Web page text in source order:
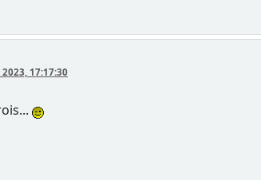
17:17:30